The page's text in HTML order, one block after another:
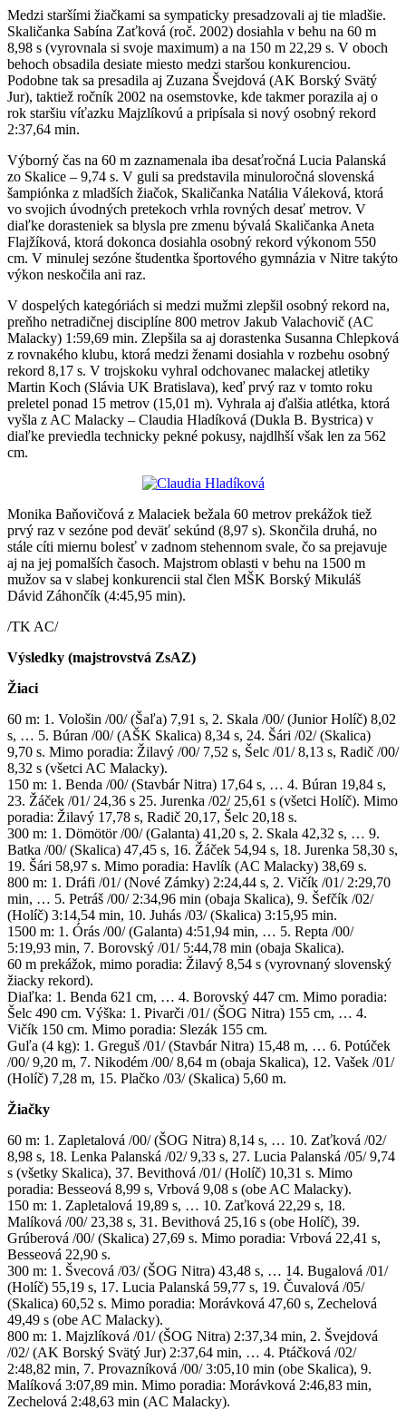
Medzi staršími žiačkami sa sympaticky presadzovali aj tie mladšie.
Skaličanka Sabína Zaťková (roč. 2002) dosiahla v behu na 60 m
8,98 s (vyrovnala si svoje maximum) a na 150 m 22,29 s. V oboch
behoch obsadila desiate miesto medzi staršou konkurenciou.
Podobne tak sa presadila aj Zuzana Švejdová (AK Borský Svätý
Jur), taktiež ročník 2002 na osemstovke, kde takmer porazila aj o
rok staršiu víťazku Majzlíkovú a pripísala si nový osobný rekord
2:37,64 min.
Výborný čas na 60 m zaznamenala iba desaťročná Lucia Palanská
zo Skalice – 9,74 s. V guli sa predstavila minuloročná slovenská
šampiónka z mladších žiačok, Skaličanka Natália Váleková, ktorá
vo svojich úvodných pretekoch vrhla rovných desať metrov. V
diaľke dorasteniek sa blysla pre zmenu bývalá Skaličanka Aneta
Flajžíková, ktorá dokonca dosiahla osobný rekord výkonom 550
cm. V minulej sezóne študentka športového gymnázia v Nitre takýto
výkon neskočila ani raz.
V dospelých kategóriách si medzi mužmi zlepšil osobný rekord na,
preňho netradičnej disciplíne 800 metrov Jakub Valachovič (AC
Malacky) 1:59,69 min. Zlepšila sa aj dorastenka Susanna Chlepková
z rovnakého klubu, ktorá medzi ženami dosiahla v rozbehu osobný
rekord 8,17 s. V trojskoku vyhral odchovanec malackej atletiky
Martin Koch (Slávia UK Bratislava), keď prvý raz v tomto roku
preletel ponad 15 metrov (15,01 m). Vyhrala aj ďalšia atlétka, ktorá
vyšla z AC Malacky – Claudia Hladíková (Dukla B. Bystrica) v
diaľke previedla technicky pekné pokusy, najdlhší však len za 562
cm.
Monika Baňovičová z Malaciek bežala 60 metrov prekážok tiež
prvý raz v sezóne pod deväť sekúnd (8,97 s). Skončila druhá, no
stále cíti miernu bolesť v zadnom stehennom svale, čo sa prejavuje
aj na jej pomalších časoch. Majstrom oblasti v behu na 1500 m
mužov sa v slabej konkurencii stal člen MŠK Borský Mikuláš
Dávid Záhončík (4:45,95 min).
/TK AC/
Výsledky (majstrovstvá ZsAZ)
Žiaci
60 m: 1. Vološin /00/ (Šaľa) 7,91 s, 2. Skala /00/ (Junior Holíč) 8,02
s, … 5. Búran /00/ (AŠK Skalica) 8,34 s, 24. Šári /02/ (Skalica)
9,70 s. Mimo poradia: Žilavý /00/ 7,52 s, Šelc /01/ 8,13 s, Radič /00/
8,32 s (všetci AC Malacky).
150 m: 1. Benda /00/ (Stavbár Nitra) 17,64 s, … 4. Búran 19,84 s,
23. Žáček /01/ 24,36 s 25. Jurenka /02/ 25,61 s (všetci Holíč). Mimo
poradia: Žilavý 17,78 s, Radič 20,17, Šelc 20,18 s.
300 m: 1. Dömötör /00/ (Galanta) 41,20 s, 2. Skala 42,32 s, … 9.
Batka /00/ (Skalica) 47,45 s, 16. Žáček 54,94 s, 18. Jurenka 58,30 s,
19. Šári 58,97 s. Mimo poradia: Havlík (AC Malacky) 38,69 s.
800 m: 1. Dráfi /01/ (Nové Zámky) 2:24,44 s, 2. Vičík /01/ 2:29,70
min, … 5. Petráš /00/ 2:34,96 min (obaja Skalica), 9. Šefčík /02/
(Holíč) 3:14,54 min, 10. Juhás /03/ (Skalica) 3:15,95 min.
1500 m: 1. Órás /00/ (Galanta) 4:51,94 min, … 5. Repta /00/
5:19,93 min, 7. Borovský /01/ 5:44,78 min (obaja Skalica).
60 m prekážok, mimo poradia: Žilavý 8,54 s (vyrovnaný slovenský
žiacky rekord).
Diaľka: 1. Benda 621 cm, … 4. Borovský 447 cm. Mimo poradia:
Šelc 490 cm. Výška: 1. Pivarči /01/ (ŠOG Nitra) 155 cm, … 4.
Vičík 150 cm. Mimo poradia: Slezák 155 cm.
Guľa (4 kg): 1. Greguš /01/ (Stavbár Nitra) 15,48 m, … 6. Potúček
/00/ 9,20 m, 7. Nikodém /00/ 8,64 m (obaja Skalica), 12. Vašek /01/
(Holíč) 7,28 m, 15. Plačko /03/ (Skalica) 5,60 m.
Žiačky
60 m: 1. Zapletalová /00/ (ŠOG Nitra) 8,14 s, … 10. Zaťková /02/
8,98 s, 18. Lenka Palanská /02/ 9,33 s, 27. Lucia Palanská /05/ 9,74
s (všetky Skalica), 37. Bevithová /01/ (Holíč) 10,31 s. Mimo
poradia: Besseová 8,99 s, Vrbová 9,08 s (obe AC Malacky).
150 m: 1. Zapletalová 19,89 s, … 10. Zaťková 22,29 s, 18.
Malíková /00/ 23,38 s, 31. Bevithová 25,16 s (obe Holíč), 39.
Grúberová /00/ (Skalica) 27,69 s. Mimo poradia: Vrbová 22,41 s,
Besseová 22,90 s.
300 m: 1. Švecová /03/ (ŠOG Nitra) 43,48 s, … 14. Bugalová /01/
(Holíč) 55,19 s, 17. Lucia Palanská 59,77 s, 19. Čuvalová /05/
(Skalica) 60,52 s. Mimo poradia: Morávková 47,60 s, Zechelová
49,49 s (obe AC Malacky).
800 m: 1. Majzlíková /01/ (ŠOG Nitra) 2:37,34 min, 2. Švejdová
/02/ (AK Borský Svätý Jur) 2:37,64 min, … 4. Ptáčková /02/
2:48,82 min, 7. Provazníková /00/ 3:05,10 min (obe Skalica), 9.
Malíková 3:07,89 min. Mimo poradia: Morávková 2:46,83 min,
Zechelová 2:48,63 min (AC Malacky).